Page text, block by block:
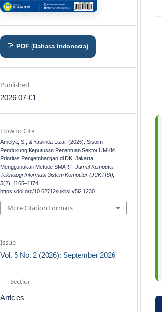
PDF (Bahasa Indonesia)
Published
2026-07-01
How to Cite
Amelya, S., & Yaslinda Lizar. (2026). Sistem
Pendukung Keputusan Penentuan Sektor UMKM
Prioritas Pengembangan di DKI Jakarta
Menggunakan Metode SMART.Jurnal Komputer
Teknologi Informasi Sistem Komputer (JUKTISI)
5(2), 1165–1174.
https://doi.org/10.62712/juktisi.v5i2.1230
More Citation Formats
Issue
Vol. 5 No. 2 (2026): September 2026
Section
Articles